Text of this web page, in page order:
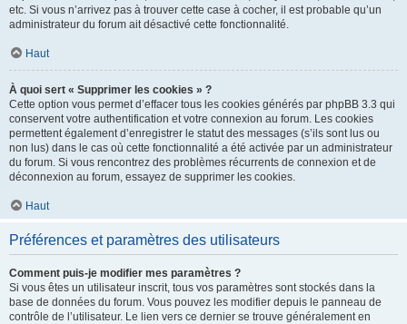
etc. Si vous n’arrivez pas à trouver cette case à cocher, il est probable qu’un
administrateur du forum ait désactivé cette fonctionnalité.
Haut
À quoi sert « Supprimer les cookies » ?
Cette option vous permet d’effacer tous les cookies générés par phpBB 3.3 qui
conservent votre authentification et votre connexion au forum. Les cookies
permettent également d’enregistrer le statut des messages (s’ils sont lus ou
non lus) dans le cas où cette fonctionnalité a été activée par un administrateur
du forum. Si vous rencontrez des problèmes récurrents de connexion et de
déconnexion au forum, essayez de supprimer les cookies.
Haut
Préférences et paramètres des utilisateurs
Comment puis-je modifier mes paramètres ?
Si vous êtes un utilisateur inscrit, tous vos paramètres sont stockés dans la
base de données du forum. Vous pouvez les modifier depuis le panneau de
contrôle de l’utilisateur. Le lien vers ce dernier se trouve généralement en